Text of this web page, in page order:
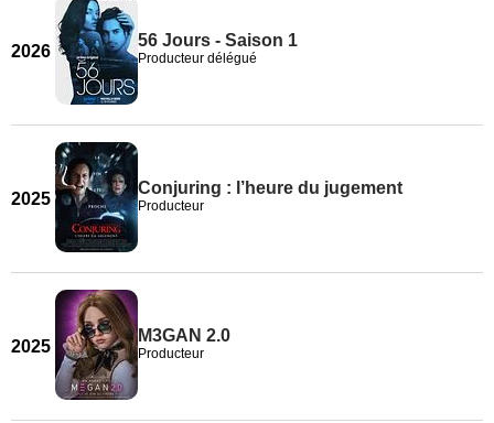
2026
56 Jours - Saison 1
Producteur délégué
2025
Conjuring : l’heure du jugement
Producteur
2025
M3GAN 2.0
Producteur